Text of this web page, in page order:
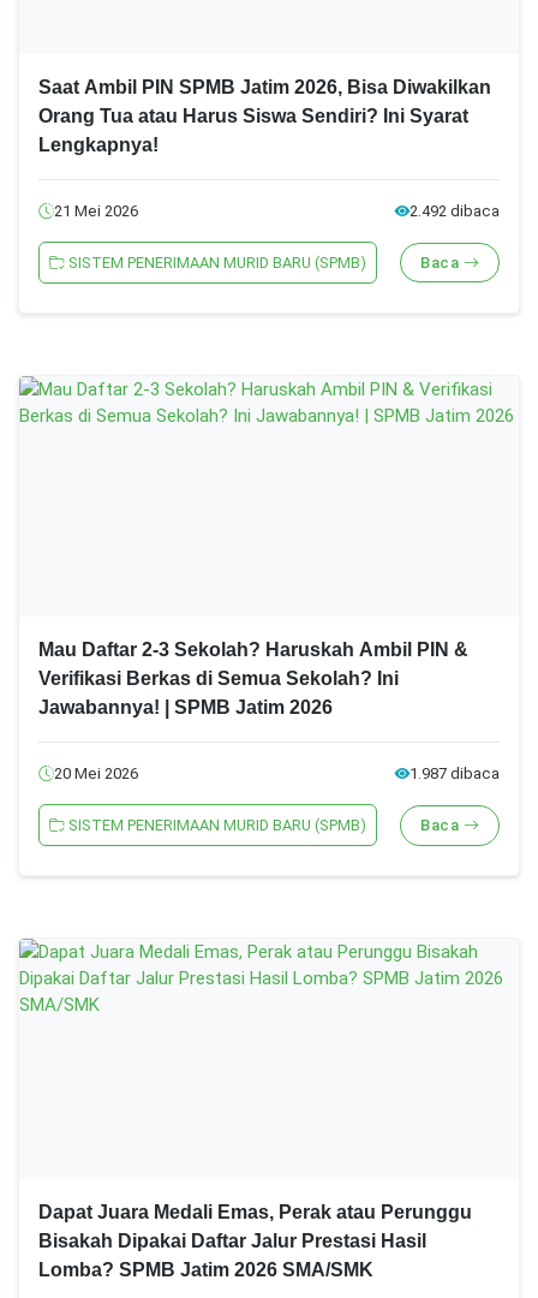
Saat Ambil PIN SPMB Jatim 2026, Bisa Diwakilkan
Orang Tua atau Harus Siswa Sendiri? Ini Syarat
Lengkapnya!
21 Mei 2026 2.492 dibaca
SISTEM PENERIMAAN MURID BARU (SPMB) Baca
Mau Daftar 2-3 Sekolah? Haruskah Ambil PIN &
Verifikasi Berkas di Semua Sekolah? Ini
Jawabannya! | SPMB Jatim 2026
20 Mei 2026 1.987 dibaca
SISTEM PENERIMAAN MURID BARU (SPMB) Baca
Dapat Juara Medali Emas, Perak atau Perunggu
Bisakah Dipakai Daftar Jalur Prestasi Hasil
Lomba? SPMB Jatim 2026 SMA/SMK